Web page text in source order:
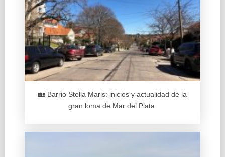
🏡 Barrio Stella Maris: inicios y actualidad de la
gran loma de Mar del Plata.